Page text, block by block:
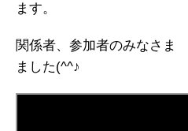
ます。
関係者、参加者のみなさま
ました(^^♪